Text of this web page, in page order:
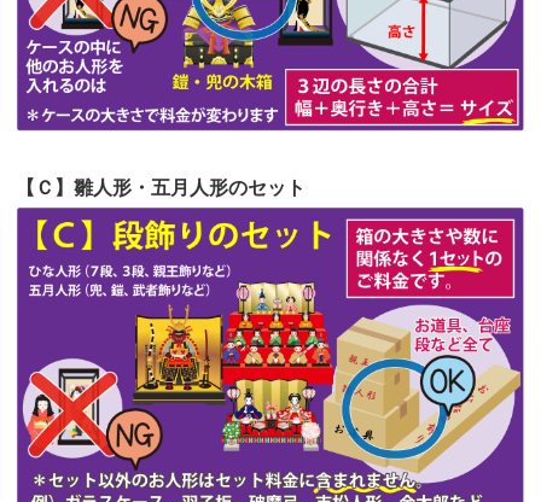
第52回人形供養祭令和4年5月17日(火)
第51回人形供養祭令和4年4月18日(月)
第50回人形供養祭令和4年3月15日(火)
第49回人形供養祭令和4年1月17日(月)
第48回人形供養祭令和3年12月3日(金)
第47回人形供養祭 令和3年10月11日(月)
第46回人形供養祭 令和3年9月13日(月)
第45回人形供養祭令和3年7月12日(月)
第44回人形供養祭令和3年6月3日(木)
第43回人形供養祭令和3年4月23日(金)
【Ｃ】雛人形・五月人形のセット